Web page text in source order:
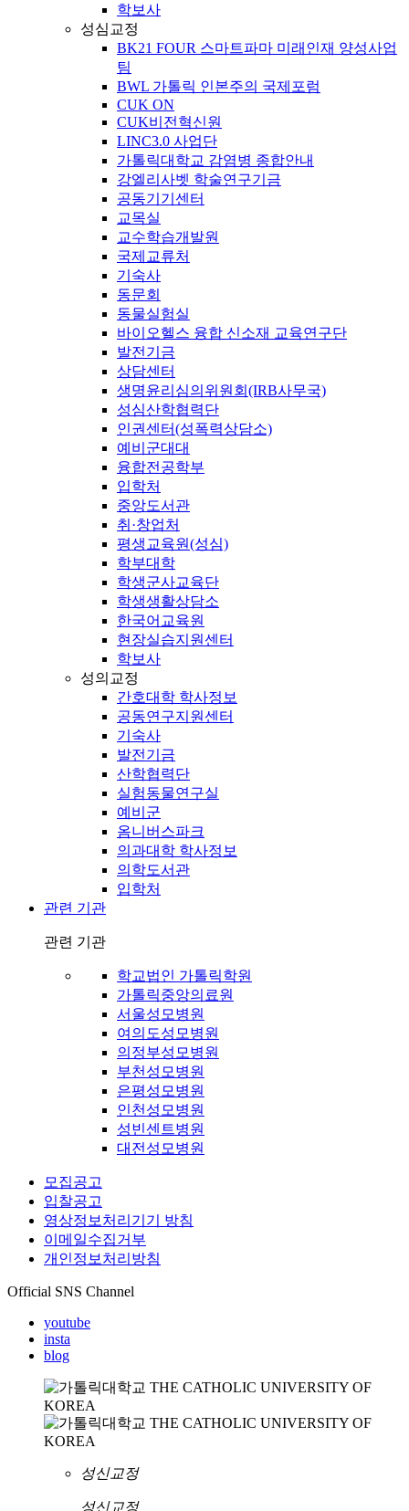
학보사
성심교정
BK21 FOUR 스마트파마 미래인재 양성사업
팀
BWL 가톨릭 인본주의 국제포럼
CUK ON
CUK비전혁신원
LINC3.0 사업단
가톨릭대학교 감염병 종합안내
강엘리사벳 학술연구기금
공동기기센터
교목실
교수학습개발원
국제교류처
기숙사
동문회
동물실험실
바이오헬스 융합 신소재 교육연구단
발전기금
상담센터
생명윤리심의위원회(IRB사무국)
성심산학협력단
인권센터(성폭력상담소)
예비군대대
융합전공학부
입학처
중앙도서관
취·창업처
평생교육원(성심)
학부대학
학생군사교육단
학생생활상담소
한국어교육원
현장실습지원센터
학보사
성의교정
간호대학 학사정보
공동연구지원센터
기숙사
발전기금
산학협력단
실험동물연구실
예비군
옴니버스파크
의과대학 학사정보
의학도서관
입학처
관련 기관
관련 기관
학교법인 가톨릭학원
가톨릭중앙의료원
서울성모병원
여의도성모병원
의정부성모병원
부천성모병원
은평성모병원
인천성모병원
성빈센트병원
대전성모병원
모집공고
입찰공고
영상정보처리기기 방침
이메일수집거부
개인정보처리방침
Official SNS Channel
youtube
insta
blog
성신교정
성신교정